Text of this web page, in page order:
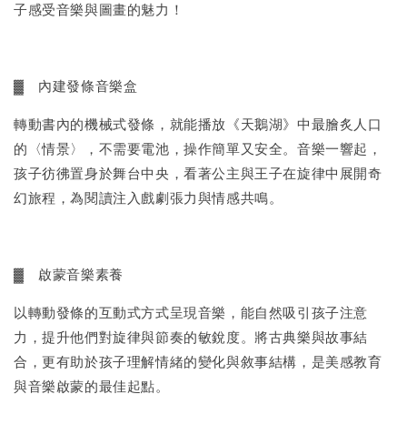
子感受音樂與圖畫的魅力！
▓ 內建發條音樂盒
轉動書內的機械式發條，就能播放《天鵝湖》中最膾炙人口
的〈情景〉，不需要電池，操作簡單又安全。音樂一響起，
孩子彷彿置身於舞台中央，看著公主與王子在旋律中展開奇
幻旅程，為閱讀注入戲劇張力與情感共鳴。
▓ 啟蒙音樂素養
以轉動發條的互動式方式呈現音樂，能自然吸引孩子注意
力，提升他們對旋律與節奏的敏銳度。將古典樂與故事結
合，更有助於孩子理解情緒的變化與敘事結構，是美感教育
與音樂啟蒙的最佳起點。